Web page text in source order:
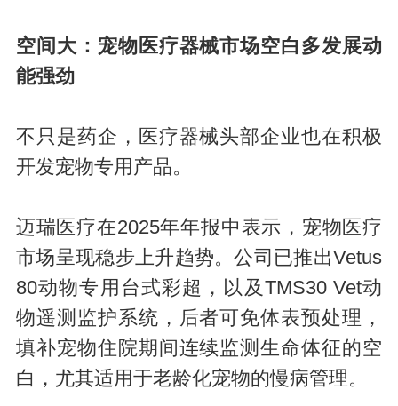
空间大：宠物医疗器械市场空白多发展动
能强劲
不只是药企，医疗器械头部企业也在积极
开发宠物专用产品。
迈瑞医疗在2025年年报中表示，宠物医疗
市场呈现稳步上升趋势。公司已推出Vetus
80动物专用台式彩超，以及TMS30 Vet动
物遥测监护系统，后者可免体表预处理，
填补宠物住院期间连续监测生命体征的空
白，尤其适用于老龄化宠物的慢病管理。